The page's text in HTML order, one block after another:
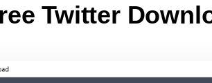
Twitter